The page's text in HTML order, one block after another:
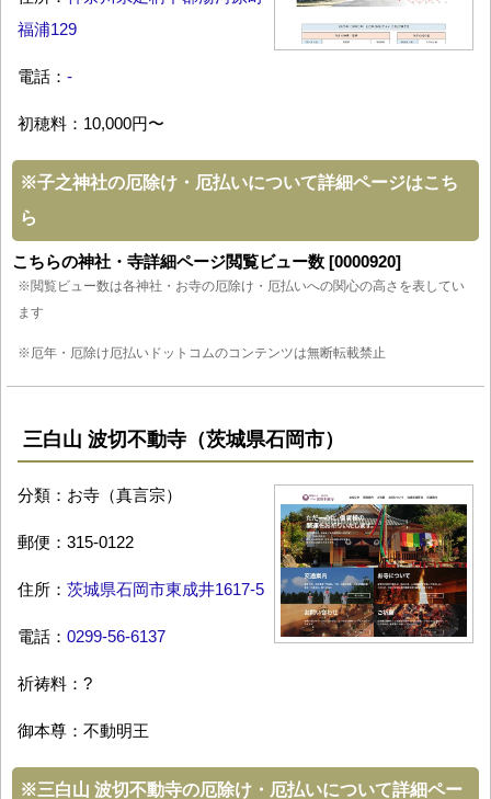
福浦129
電話： -
初穂料：10,000円〜
※子之神社の厄除け・厄払いについて詳細ページはこち
ら
こちらの神社・寺詳細ページ閲覧ビュー数 [0000920]
※閲覧ビュー数は各神社・お寺の厄除け・厄払いへの関心の高さを表してい
ます
※厄年・厄除け厄払いドットコムのコンテンツは無断転載禁止
三白山 波切不動寺（茨城県石岡市）
分類：お寺（真言宗）
郵便：315-0122
住所： 茨城県石岡市東成井1617-5
電話： 0299-56-6137
祈祷料：?
御本尊：不動明王
※三白山 波切不動寺の厄除け・厄払いについて詳細ペー